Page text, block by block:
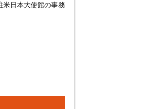
米日本大使館の事務